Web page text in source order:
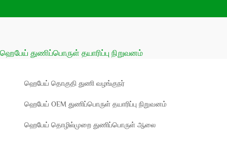
ஹெபேய் துணிப்பொருள் தயாரிப்பு நிறுவனம்
ஹெபேய் தொகுதி துணி வழங்குநர்
ஹெபேய் OEM துணிப்பொருள் தயாரிப்பு நிறுவனம்
ஹெபேய் தொழில்முறை துணிப்பொருள் ஆலை